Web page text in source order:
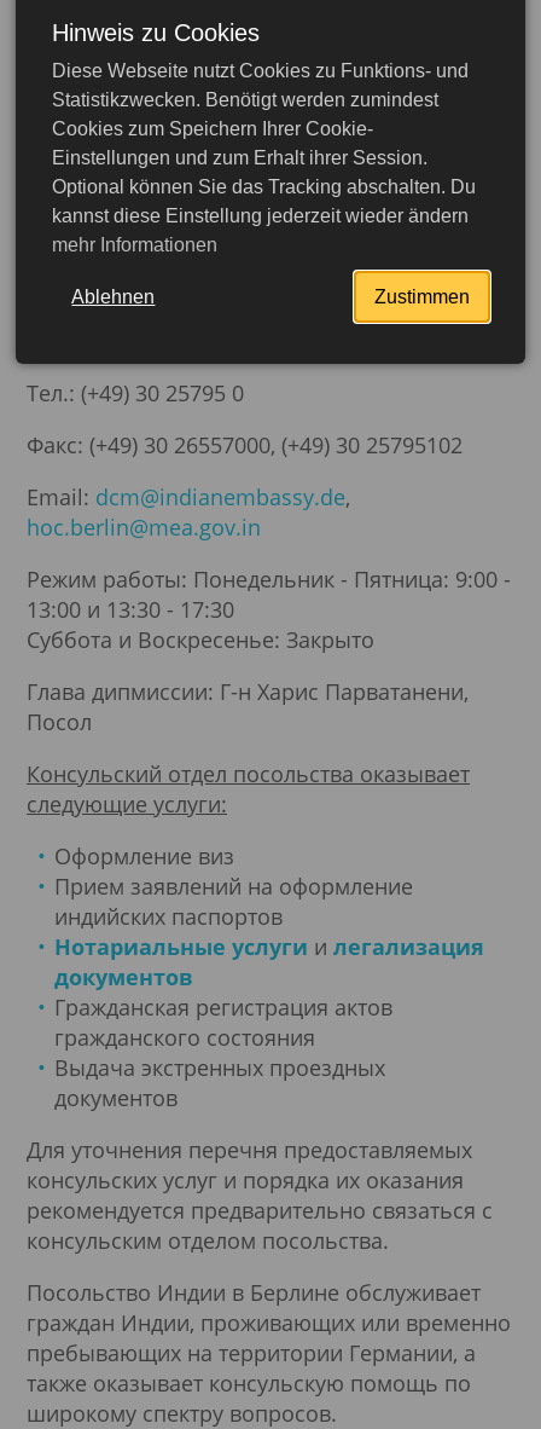
Подробнее
Важно отметить, что в каждом консульстве
действуют разные правила и требования для
подачи заявления навизу в Индию, и что
это должно быть местное посольство или
Генеральное консульство, расположенные
по соседству с тем местом, где вы живете.
Посольство Индии в Берлине,
Адрес: Tiergarttenstrasse 17, 10785 Berlin,
Тел.: (+49) 30 25795 0
Факс: (+49) 30 26557000, (+49) 30 25795102
Email: dcm@indianembassy.de,
hoc.berlin@mea.gov.in
Режим работы: Понедельник - Пятница: 9:00 -
13:00 и 13:30 - 17:30
Суббота и Воскресенье: Закрыто
Глава дипмиссии: Г-н Харис Парватанени,
Посол
Консульский отдел посольства оказывает
следующие услуги:
Оформление виз
Прием заявлений на оформление
индийских паспортов
Нотариальные услуги илегализация
документов
Гражданская регистрация актов
гражданского состояния
Выдача экстренных проездных
документов
Для уточнения перечня предоставляемых
консульских услуг и порядка их оказания
рекомендуется предварительно связаться с
консульским отделом посольства.
Посольство Индии в Берлине обслуживает
граждан Индии, проживающих или временно
пребывающих на территории Германии, а
также оказывает консульскую помощь по
широкому спектру вопросов.
Hinweis zu Cookies
Diese Webseite nutzt Cookies zu Funktions- und
Statistikzwecken. Benötigt werden zumindest
Cookies zum Speichern Ihrer Cookie-
Einstellungen und zum Erhalt ihrer Session.
Optional können Sie das Tracking abschalten. Du
kannst diese Einstellung jederzeit wieder ändern
mehr Informationen
Ablehnen Zustimmen